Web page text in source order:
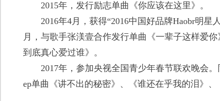
2015年，发行励志单曲《你应该在这里》。
2016年4月，获得“2016中国好品牌Haobr明星
月，与歌手张渼壹合作发行单曲《一辈子这样爱
到底真心爱过谁》。
2017年，参加央视全国青少年春节联欢晚会。
ep单曲《讲不出的秘密》、《谁还在乎我的泪》